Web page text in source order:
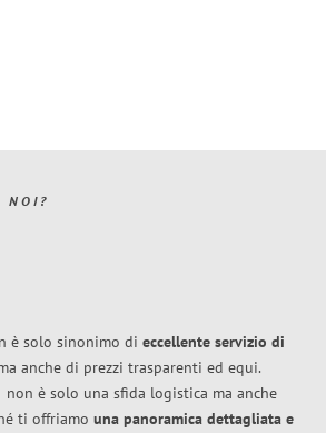
NOI?
è solo sinonimo di eccellente servizio di
anche di prezzi trasparenti ed equi.
non è solo una sfida logistica ma anche
ti offriamo una panoramica dettagliata e